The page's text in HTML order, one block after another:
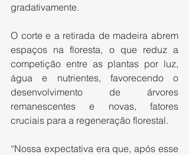
gradativamente.
O corte e a retirada de madeira abrem
espaços na floresta, o que reduz a
competição entre as plantas por luz,
água e nutrientes, favorecendo o
desenvolvimento de árvores
remanescentes e novas, fatores
cruciais para a regeneração florestal.
“Nossa expectativa era que, após esse